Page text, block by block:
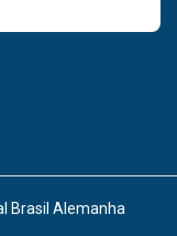
Brasil Alemanha